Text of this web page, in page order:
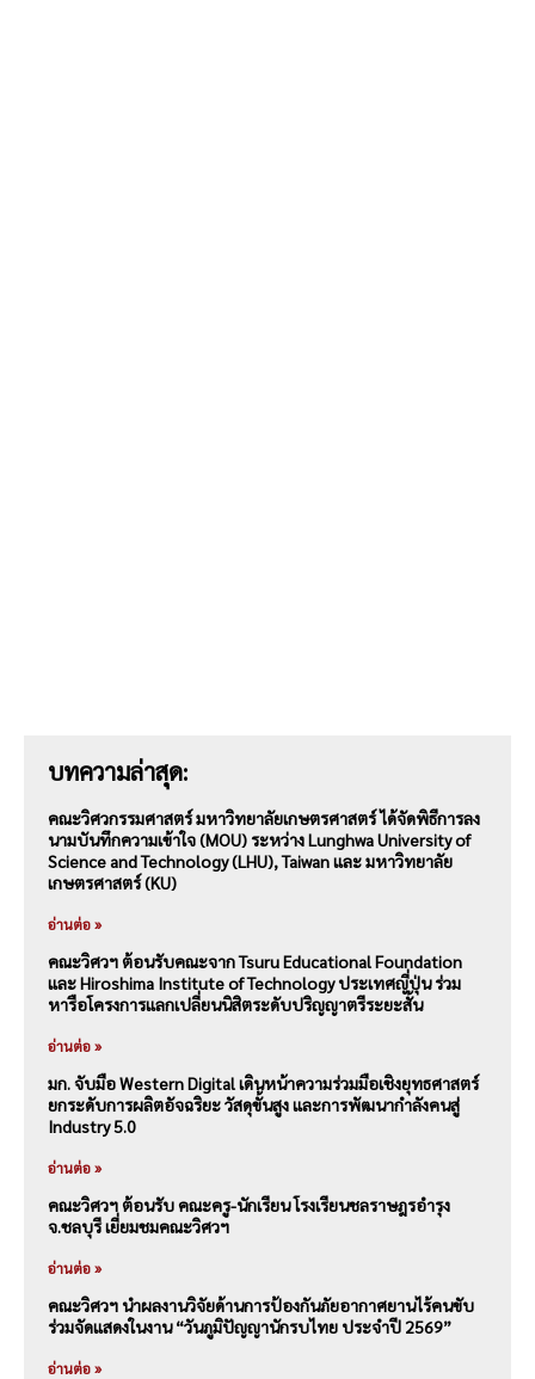
บทความล่าสุด:
คณะวิศวกรรมศาสตร์ มหาวิทยาลัยเกษตรศาสตร์ ได้จัดพิธีการลง
นามบันทึกความเข้าใจ (MOU) ระหว่าง Lunghwa University of
Science and Technology (LHU), Taiwan และ มหาวิทยาลัย
เกษตรศาสตร์ (KU)
อ่านต่อ »
คณะวิศวฯ ต้อนรับคณะจาก Tsuru Educational Foundation
และ Hiroshima Institute of Technology ประเทศญี่ปุ่น ร่วม
หารือโครงการแลกเปลี่ยนนิสิตระดับปริญญาตรีระยะสั้น
อ่านต่อ »
มก. จับมือ Western Digital เดินหน้าความร่วมมือเชิงยุทธศาสตร์
ยกระดับการผลิตอัจฉริยะ วัสดุขั้นสูง และการพัฒนากำลังคนสู่
Industry 5.0
อ่านต่อ »
คณะวิศวฯ ต้อนรับ คณะครู-นักเรียน โรงเรียนชลราษฎรอำรุง
จ.ชลบุรี เยี่ยมชมคณะวิศวฯ
อ่านต่อ »
คณะวิศวฯ นำผลงานวิจัยด้านการป้องกันภัยอากาศยานไร้คนขับ
ร่วมจัดแสดงในงาน “วันภูมิปัญญานักรบไทย ประจำปี 2569”
อ่านต่อ »